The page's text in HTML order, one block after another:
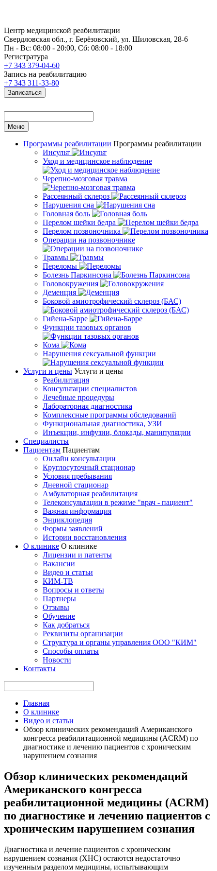
Центр медицинской реабилитации
Свердловская обл., г. Берёзовский, ул. Шиловская, 28-6
Пн - Вс: 08:00 - 20:00, Сб: 08:00 - 18:00
Регистратура
+7 343 379-04-60
Запись на реабилитацию
+7 343 311-33-80
Записаться
Меню
Программы реабилитации Программы реабилитации
Инсульт
Уход и медицинское наблюдение
Черепно-мозговая травма
Рассеянный склероз
Нарушения сна
Головная боль
Перелом шейки бедра
Перелом позвоночника
Операции на позвоночнике
Травмы
Переломы
Болезнь Паркинсона
Головокружения
Деменция
Боковой амиотрофический склероз (БАС)
Гийена-Барре
Функции тазовых органов
Кома
Нарушения сексуальной функции
Услуги и цены Услуги и цены
Реабилитация
Консультации специалистов
Лечебные процедуры
Лабораторная диагностика
Комплексные программы обследований
Функциональная диагностика, УЗИ
Инъекции, инфузии, блокады, манипуляции
Специалисты
Пациентам Пациентам
Онлайн консультации
Круглосуточный стационар
Условия пребывания
Дневной стационар
Амбулаторная реабилитация
Телеконсультации в режиме "врач - пациент"
Важная информация
Энциклопедия
Формы заявлений
Истории восстановления
О клинике О клинике
Лицензии и патенты
Вакансии
Видео и статьи
КИМ-ТВ
Вопросы и ответы
Партнеры
Отзывы
Обучение
Как добраться
Реквизиты организации
Структура и органы управления ООО "КИМ"
Способы оплаты
Новости
Контакты
Главная
О клинике
Видео и статьи
Обзор клинических рекомендаций Американского
конгресса реабилитационной медицины (ACRM) по
диагностике и лечению пациентов с хроническим
нарушением сознания
Обзор клинических рекомендаций
Американского конгресса
реабилитационной медицины (ACRM)
по диагностике и лечению пациентов с
хроническим нарушением сознания
Диагностика и лечение пациентов с хроническим
нарушением сознания (ХНС) остаются недостаточно
изученным разделом медицины, испытывающим